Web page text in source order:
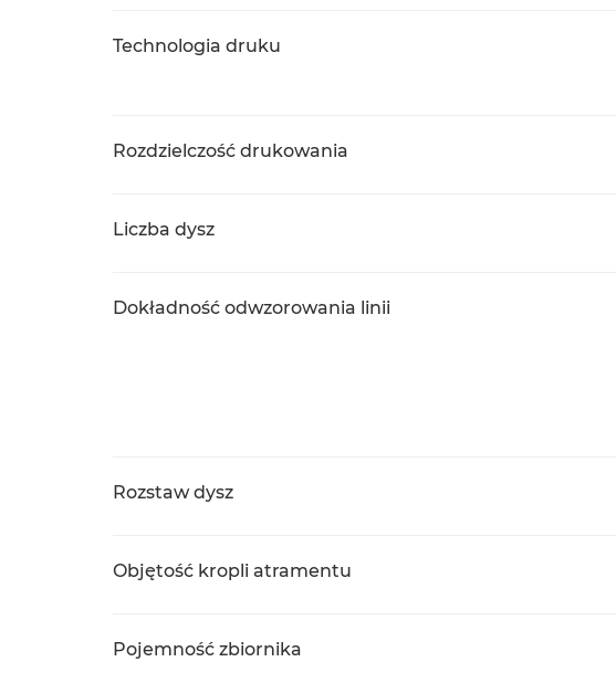
Technologia druku
Rozdzielczość drukowania
Liczba dysz
Dokładność odwzorowania linii
Rozstaw dysz
Objętość kropli atramentu
Pojemność zbiornika